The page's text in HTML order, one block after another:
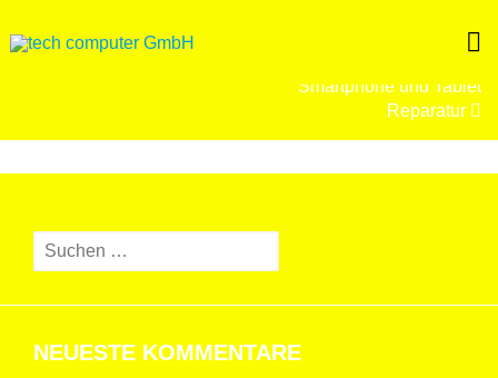
to
BEITRAGSNAVIGATIONSmartphone und Tablet
Reparatur
Suchen
NEUESTE KOMMENTARE